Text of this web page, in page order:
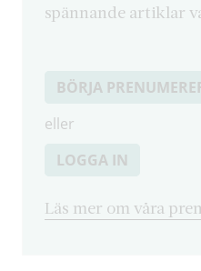
spännande artiklar
BÖRJA
eller
LOGGA IN
Läs mer om våra